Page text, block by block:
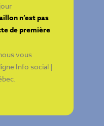
n’est pas
de première
vous
Info social |